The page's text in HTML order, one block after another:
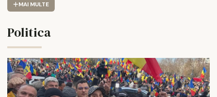
MAI MULTE
Politica